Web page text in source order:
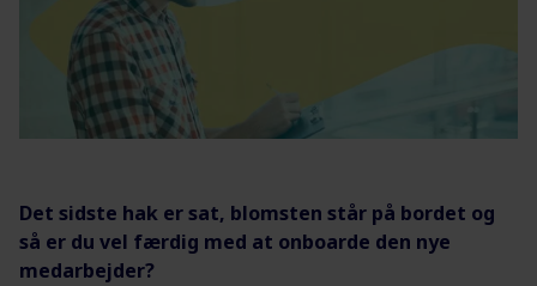
Det sidste hak er sat, blomsten står på bordet og
så er du vel færdig med at onboarde den nye
medarbejder?